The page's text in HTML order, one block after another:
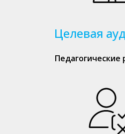
Целевая
Педагогические